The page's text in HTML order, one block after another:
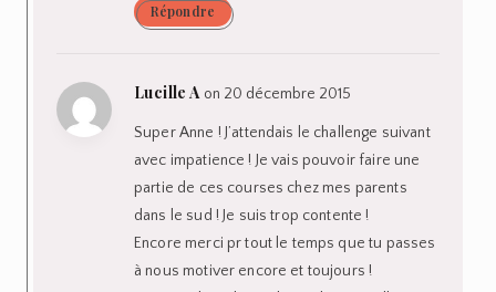
Répondre
Lucille A on 20 décembre 2015
Super Anne ! J’attendais le challenge suivant
avec impatience ! Je vais pouvoir faire une
partie de ces courses chez mes parents
dans le sud ! Je suis trop contente !
Encore merci pr tout le temps que tu passes
à nous motiver encore et toujours !